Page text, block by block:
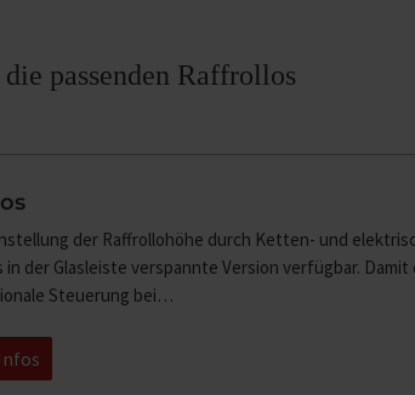
passenden Raffrollos
der Raffrollohöhe durch Ketten- und
in der Glasleiste verspannte Version verfügbar.
Steuerung bei…